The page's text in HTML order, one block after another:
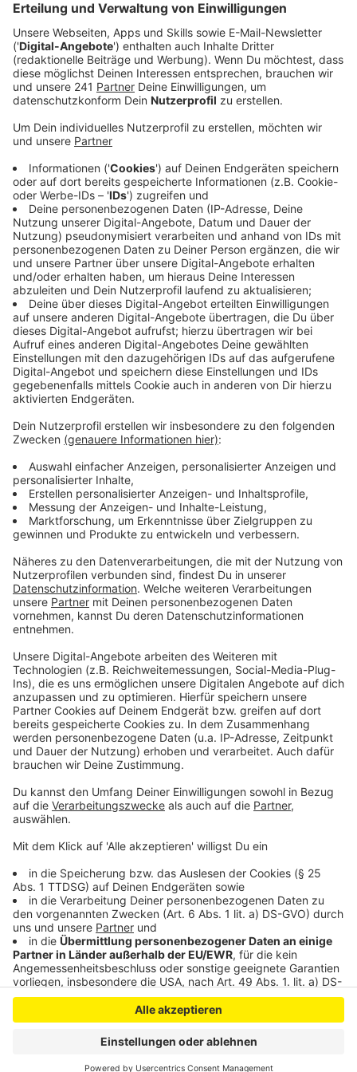
Anzeige
gut überstanden. Besonders der Oktober brachte
viel Niederschlag.
Veröffentlicht:Mittwoch, 12.11.2025 13:43
Anzeige
Trinkwasserversorgung bleibt stabil
Anzeige
Trotz der heißen Sommermonate war die
Trinkwasserversorgung in Leverkusen und der
umliegenden Region durchgehend stabil. Selbst
zusätzliche Wasserabgaben aus der Talsperre in die
Dhünn, um dort den Wasserstand zu regulieren,
beeinträchtigten die Versorgung nicht. Der aktuelle
Stauinhalt der Talsperre liegt bei 50 Prozent. Das sei
ein positiver Wert, so der Verband. Der Wupperverband
hofft nun auf einen regenreichen Winter, um die Große
Dhünntalsperre für den Sommer 2026 wieder optimal
zu füllen.
Anzeige
Mehr Nachrichten aus Leverkusen
Anzeige
Klagen: Leverkusener Bayer-Konzern muss Geld
zurückhalten
Leverkusener Gymnasium: Bau der Dreifachhalle geht
voran
Leverkusen: Bewerbungsfrist für Jugend forscht
endet
Anzeige
Anzeige